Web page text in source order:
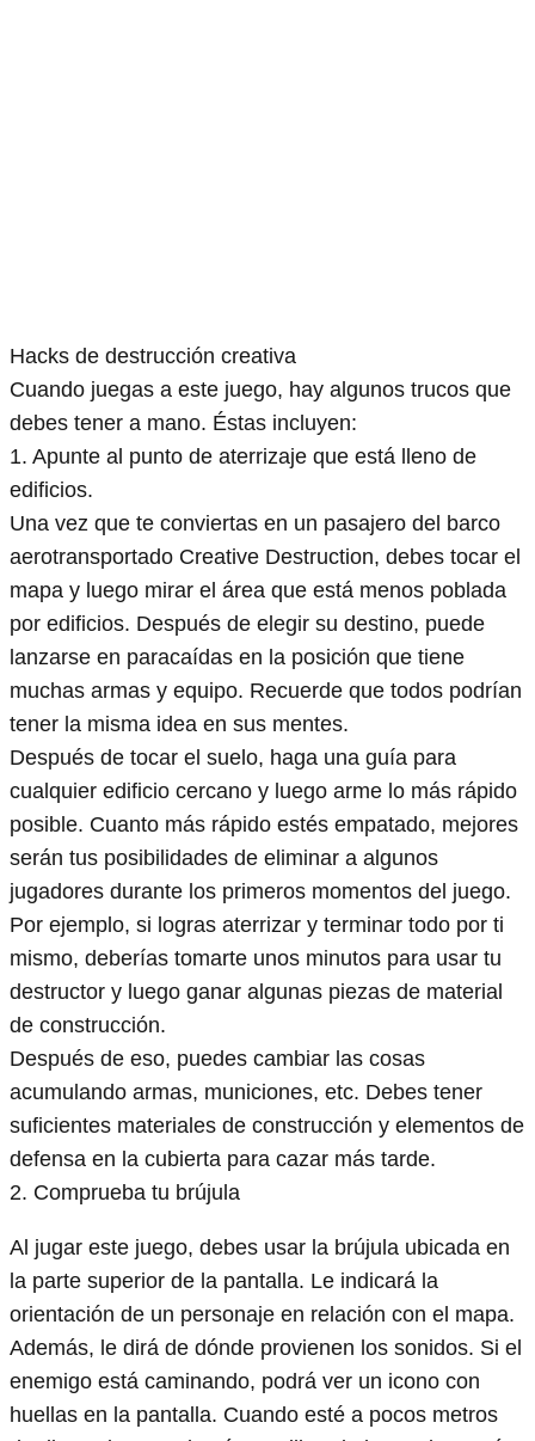
Hacks de destrucción creativa
Cuando juegas a este juego, hay algunos trucos que
debes tener a mano. Éstas incluyen:
1. Apunte al punto de aterrizaje que está lleno de
edificios.
Una vez que te conviertas en un pasajero del barco
aerotransportado Creative Destruction, debes tocar el
mapa y luego mirar el área que está menos poblada
por edificios. Después de elegir su destino, puede
lanzarse en paracaídas en la posición que tiene
muchas armas y equipo. Recuerde que todos podrían
tener la misma idea en sus mentes.
Después de tocar el suelo, haga una guía para
cualquier edificio cercano y luego arme lo más rápido
posible. Cuanto más rápido estés empatado, mejores
serán tus posibilidades de eliminar a algunos
jugadores durante los primeros momentos del juego.
Por ejemplo, si logras aterrizar y terminar todo por ti
mismo, deberías tomarte unos minutos para usar tu
destructor y luego ganar algunas piezas de material
de construcción.
Después de eso, puedes cambiar las cosas
acumulando armas, municiones, etc. Debes tener
suficientes materiales de construcción y elementos de
defensa en la cubierta para cazar más tarde.
2. Comprueba tu brújula
Al jugar este juego, debes usar la brújula ubicada en
la parte superior de la pantalla. Le indicará la
orientación de un personaje en relación con el mapa.
Además, le dirá de dónde provienen los sonidos. Si el
enemigo está caminando, podrá ver un icono con
huellas en la pantalla. Cuando esté a pocos metros